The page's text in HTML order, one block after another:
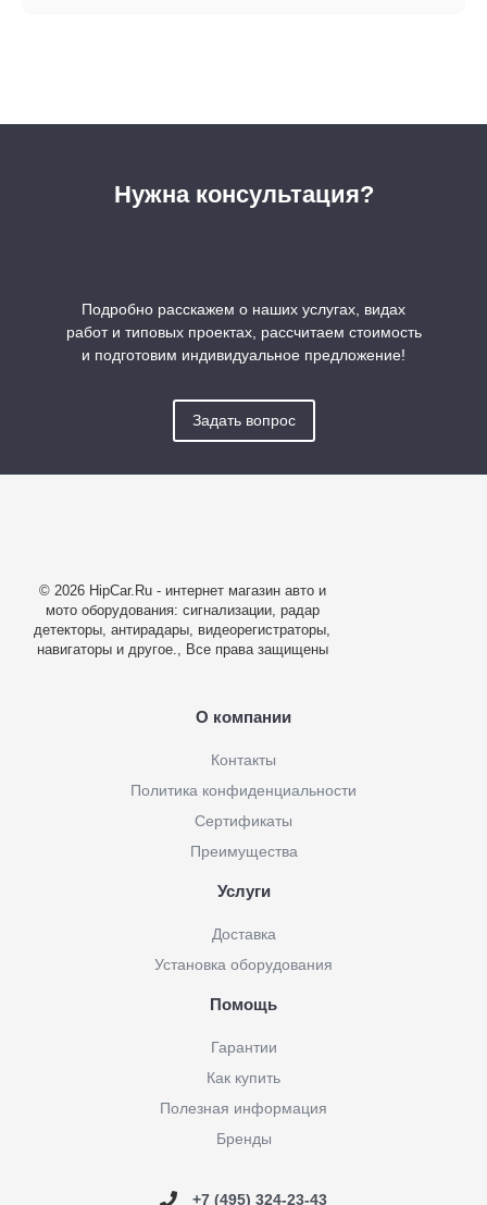
Нужна консультация?
Подробно расскажем о наших услугах, видах
работ и типовых проектах, рассчитаем стоимость
и подготовим индивидуальное предложение!
Задать вопрос
© 2026 HipCar.Ru - интернет магазин авто и
мото оборудования: сигнализации, радар
детекторы, антирадары, видеорегистраторы,
навигаторы и другое., Все права защищены
О компании
Контакты
Политика конфиденциальности
Сертификаты
Преимущества
Услуги
Доставка
Установка оборудования
Помощь
Гарантии
Как купить
Полезная информация
Бренды
+7 (495) 324-23-43